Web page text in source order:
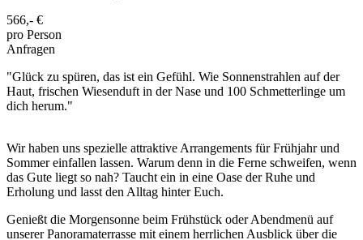
566,- €
pro Person
Anfragen
"Glück zu spüren, das ist ein Gefühl. Wie Sonnenstrahlen auf der
Haut, frischen Wiesenduft in der Nase und 100 Schmetterlinge um
dich herum."
Wir haben uns spezielle attraktive Arrangements für Frühjahr und
Sommer einfallen lassen. Warum denn in die Ferne schweifen, wenn
das Gute liegt so nah? Taucht ein in eine Oase der Ruhe und
Erholung und lasst den Alltag hinter Euch.
Genießt die Morgensonne beim Frühstück oder Abendmenü auf
unserer Panoramaterrasse mit einem herrlichen Ausblick über die